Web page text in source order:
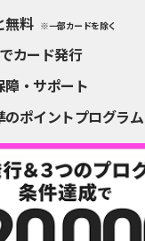
無料 ※一部カードを除く
カード発行
・サポート
のポイントプログラム